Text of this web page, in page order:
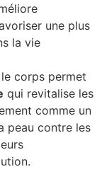
une plus
la vie
corps permet
qui revitalise les
comme un
peau contre les